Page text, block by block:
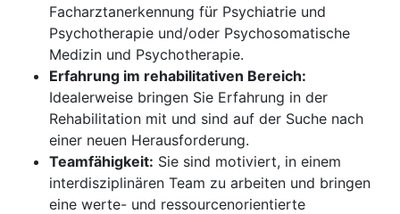
Facharztanerkennung für Psychiatrie und
Psychotherapie und/oder Psychosomatische
Medizin und Psychotherapie.
Erfahrung im rehabilitativen Bereich:
Idealerweise bringen Sie Erfahrung in der
Rehabilitation mit und sind auf der Suche nach
einer neuen Herausforderung.
Teamfähigkeit: Sie sind motiviert, in einem
interdisziplinären Team zu arbeiten und bringen
eine werte- und ressourcenorientierte